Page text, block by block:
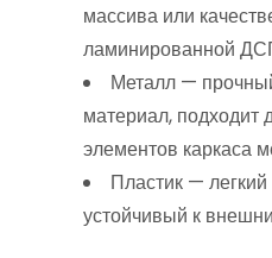
массива или
ламинированной
Металл —
материал, подходит
элементов каркаса
Пластик —
устойчивый к